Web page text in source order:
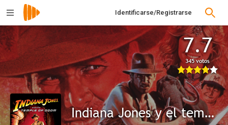
Identificarse/Registrarse
7.7
345 votos
Indiana Jones y el templo maldito